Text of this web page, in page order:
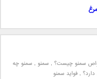
سمنو چیست؟ , سمنو , سمنو چه
, فواید سمنو